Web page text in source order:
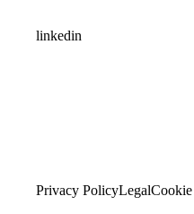
linkedin
Privacy PolicyLegal